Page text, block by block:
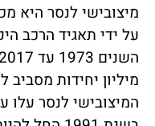
מיצובישי לנסר היא
על ידי תאגיד הרכב
מיליון יחידות